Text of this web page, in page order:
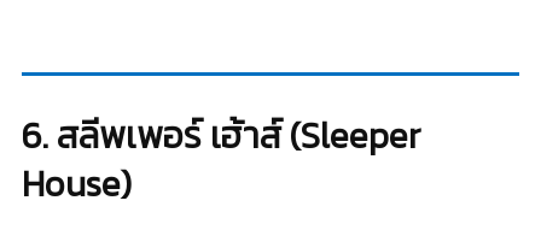
6. สลีพเพอร์ เฮ้าส์ (Sleeper
House)